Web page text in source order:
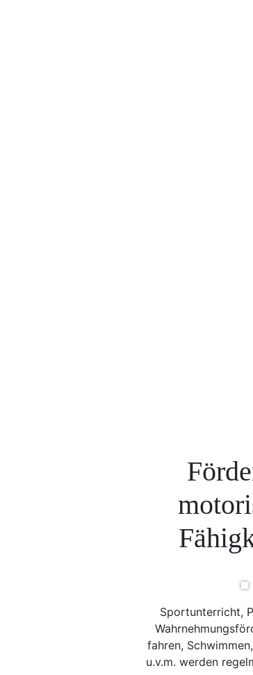
Sportunterricht,
fahren,
u.v.m. werden